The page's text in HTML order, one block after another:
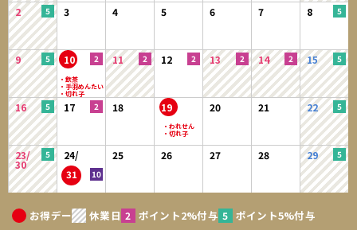
2 3 4 5 6 7 8
9 10 11 12 13 14 15
16 17 18 19 20 21 22
23/
30
24/
31
25 26 27 28 29
お得デー 休業日 ポイント2%付与
ポイント5%付与